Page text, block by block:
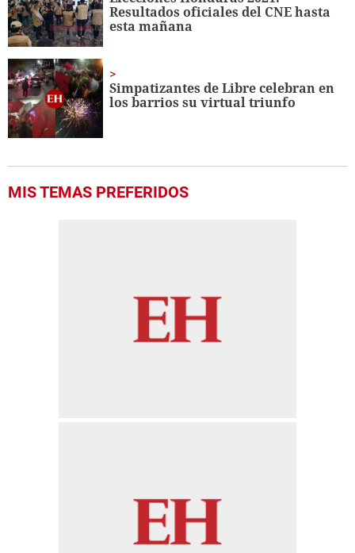
Resultados oficiales del CNE hasta
esta mañana
Simpatizantes de Libre celebran en
los barrios su virtual triunfo
MIS TEMAS PREFERIDOS